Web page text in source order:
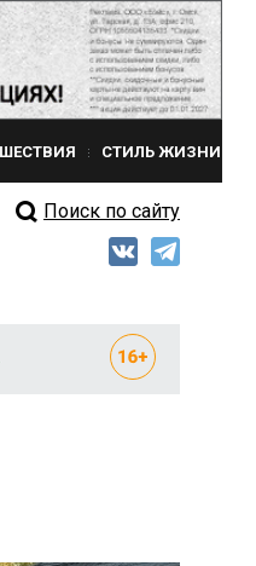
СТИЛЬ ЖИЗНИ
Поиск по сайту